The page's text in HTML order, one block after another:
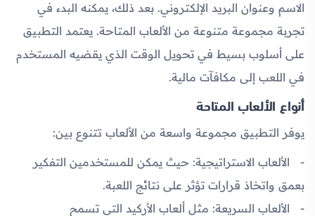
الاسم وعنوان البريد الإلكتروني. بعد ذلك، يمكنه البدء في
تجربة مجموعة متنوعة من الألعاب المتاحة. يعتمد التطبيق
على أسلوب بسيط في تحويل الوقت الذي يقضيه المستخدم
في اللعب إلى مكافآت مالية.
أنواع الألعاب المتاحة
يوفر التطبيق مجموعة واسعة من الألعاب تتنوع بين:
الألعاب الاستراتيجية: حيث يمكن للمستخدمين التفكير
بعمق واتخاذ قرارات تؤثر على نتائج اللعبة.
الألعاب السريعة: مثل ألعاب الأركيد التي تسمح